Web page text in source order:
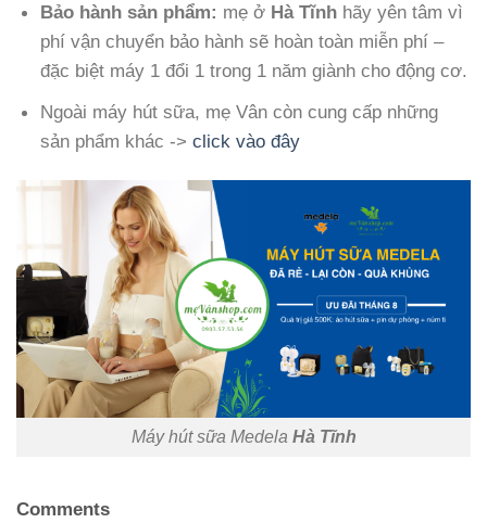
Bảo hành sản phẩm: mẹ ở Hà Tĩnh hãy yên tâm vì
phí vận chuyển bảo hành sẽ hoàn toàn miễn phí –
đặc biệt máy 1 đổi 1 trong 1 năm giành cho động cơ.
Ngoài máy hút sữa, mẹ Vân còn cung cấp những
sản phẩm khác ->click vào đây
Máy hút sữa Medela Hà Tĩnh
Comments